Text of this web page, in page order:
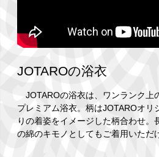
JOTAROの浴衣
JOTAROの浴衣は、ワンランク上
プレミアム浴衣。柄はJOTAROオリ
りの着姿をイメージした柄合わせ。
の綿のキモノとしてもご着用いただ